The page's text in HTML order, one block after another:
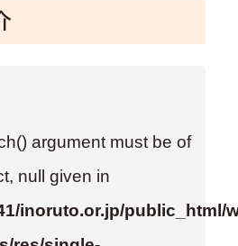
argument must be of
null given in
inoruto.or.jp/public_html/